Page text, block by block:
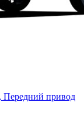
Передний привод